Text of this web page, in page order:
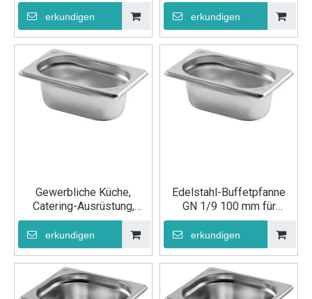
erkundigen
1/1 100 mm
erkundigen
Gewerbliche Küche,
Catering-Ausrüstung,
Lebensmittelpfanne aus
Edelstahl, GN 1/9, 65 mm
erkundigen
Edelstahl-Buffetpfanne
GN 1/9 100 mm für
Küchengeräte
erkundigen